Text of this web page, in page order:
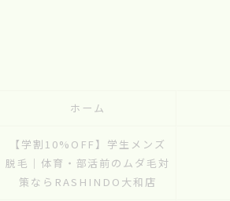
ホーム
【学割10%OFF】学生メンズ
脱毛｜体育・部活前のムダ毛対
策ならRASHINDO大和店